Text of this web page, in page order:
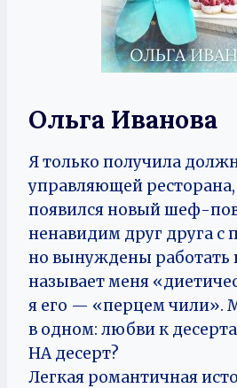
Ольга Иванова
Я только получила
управляющей ресторана,
появился новый шеф-
ненавидим друг друга с
но вынуждены работать
называет меня
я его — «перцем чили».
в одном: любви к
НА десерт?
Легкая романтичная